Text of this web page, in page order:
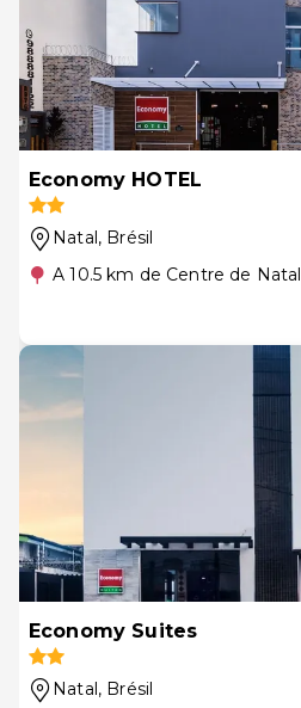
Economy HOTEL
Natal, Brésil
A 10.5 km de Centre de Natal
Economy Suites
Natal, Brésil